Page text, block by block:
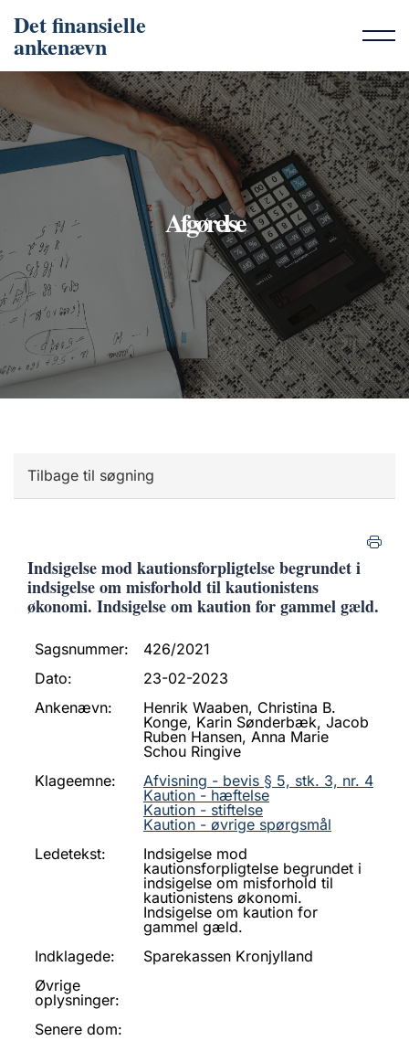
Det finansielle
ankenævn
Afgørelse
Tilbage til søgning
Indsigelse mod kautionsforpligtelse begrundet i
indsigelse om misforhold til kautionistens
økonomi. Indsigelse om kaution for gammel gæld.
Sagsnummer:
426/2021
Dato:
23-02-2023
Ankenævn:
Henrik Waaben, Christina B.
Konge, Karin Sønderbæk, Jacob
Ruben Hansen, Anna Marie
Schou Ringive
Klageemne:
Afvisning - bevis § 5, stk. 3, nr. 4
Kaution - hæftelse
Kaution - stiftelse
Kaution - øvrige spørgsmål
Ledetekst:
Indsigelse mod
kautionsforpligtelse begrundet i
indsigelse om misforhold til
kautionistens økonomi.
Indsigelse om kaution for
gammel gæld.
Indklagede:
Sparekassen Kronjylland
Øvrige
oplysninger:
Senere dom: